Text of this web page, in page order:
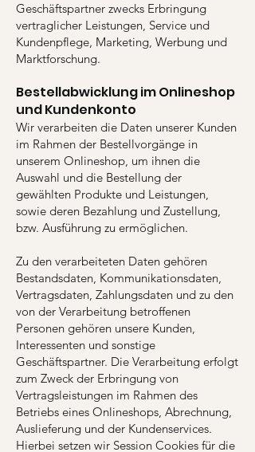
Geschäftspartner zwecks Erbringung
vertraglicher Leistungen, Service und
Kundenpflege, Marketing, Werbung und
Marktforschung.
Bestellabwicklung im Onlineshop
und Kundenkonto
Wir verarbeiten die Daten unserer Kunden
im Rahmen der Bestellvorgänge in
unserem Onlineshop, um ihnen die
Auswahl und die Bestellung der
gewählten Produkte und Leistungen,
sowie deren Bezahlung und Zustellung,
bzw. Ausführung zu ermöglichen.
Zu den verarbeiteten Daten gehören
Bestandsdaten, Kommunikationsdaten,
Vertragsdaten, Zahlungsdaten und zu den
von der Verarbeitung betroffenen
Personen gehören unsere Kunden,
Interessenten und sonstige
Geschäftspartner. Die Verarbeitung erfolgt
zum Zweck der Erbringung von
Vertragsleistungen im Rahmen des
Betriebs eines Onlineshops, Abrechnung,
Auslieferung und der Kundenservices.
Hierbei setzen wir Session Cookies für die